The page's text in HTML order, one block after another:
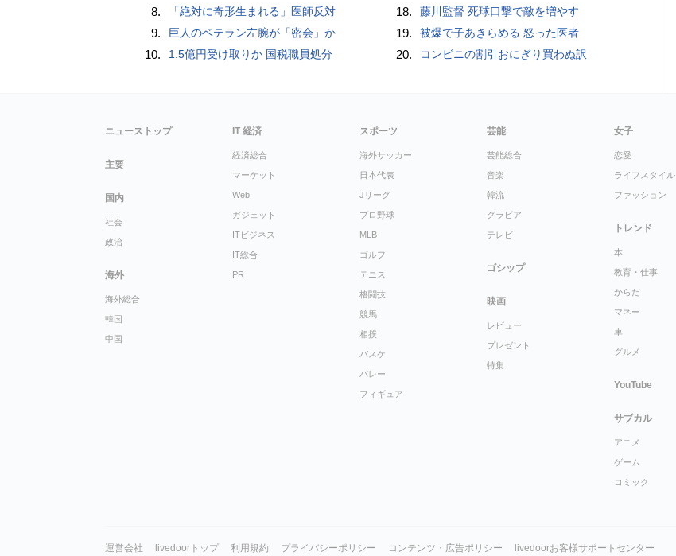
8. 「絶対に奇形生まれる」医師反対
9. 巨人のベテラン左腕が「密会」か
10. 1.5億円受け取りか 国税職員処分
18. 藤川監督 死球口撃で敵を増やす
19. 被爆で子あきらめる 怒った医者
20. コンビニの割引おにぎり買わぬ訳
ニューストップ
主要
国内
社会
政治
海外
海外総合
韓国
中国
IT 経済
経済総合
マーケット
Web
ガジェット
ITビジネス
IT総合
PR
スポーツ
海外サッカー
日本代表
Jリーグ
プロ野球
MLB
ゴルフ
テニス
格闘技
競馬
相撲
バスケ
バレー
フィギュア
芸能
芸能総合
音楽
韓流
グラビア
テレビ
ゴシップ
映画
レビュー
プレゼント
特集
女子
恋愛
ライフスタイル
ファッション
トレンド
本
教育・仕事
からだ
マネー
車
グルメ
YouTube
サブカル
アニメ
ゲーム
コミック
運営会社 livedoorトップ 利用規約 プライバシーポリシー コンテンツ・広告ポリシー livedoorお客様サポートセンター